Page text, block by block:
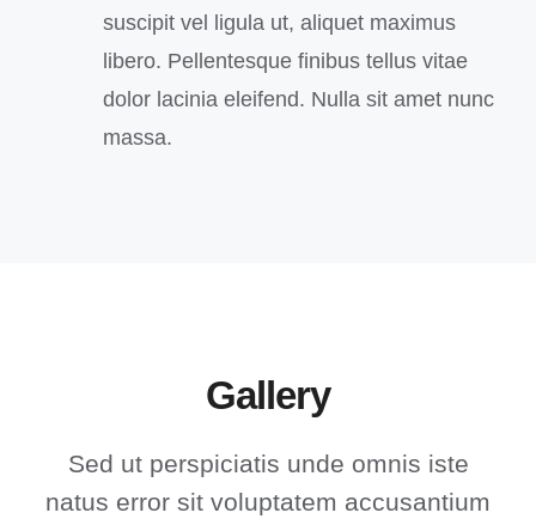
suscipit vel ligula ut, aliquet maximus
libero. Pellentesque finibus tellus vitae
dolor lacinia eleifend. Nulla sit amet nunc
massa.
Gallery
Sed ut perspiciatis unde omnis iste
natus error sit voluptatem accusantium